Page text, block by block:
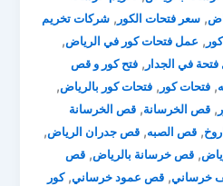
,سعر فتحات الكور ,شركات تخريم
, عمل فتحات كور في الرياض,
في الجدار ,فتح كور و قص
,فتحات كور ,فتحات كور بالرياض,
,قص الخرسانة,قص الخرسانة
,قص الصبه,قص جدران الرياض,
,قص خرسانة بالرياض,قص
خرساني,قص عمود خرساني,كور